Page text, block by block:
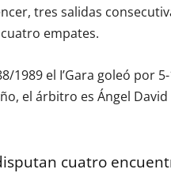
tres salidas
empates.
1989 el I’Gara goleó por
el árbitro es Ángel
cuatro